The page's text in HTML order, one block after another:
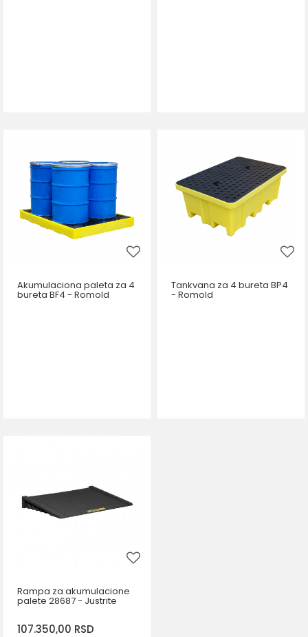
Akumulaciona paleta za 4
bureta BF4 - Romold
Tankvana za 4 bureta BP4
- Romold
Rampa za akumulacione
palete 28687 - Justrite
107.350,00 RSD